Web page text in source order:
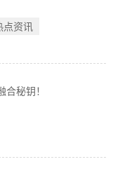
点资讯
秘钥！